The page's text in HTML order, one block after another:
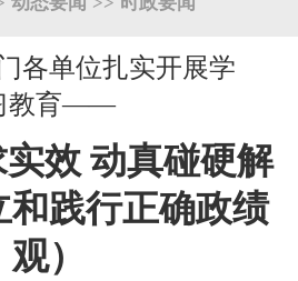
各单位扎实开展学
教育——
效 动真碰硬解
和践行正确政绩
观）